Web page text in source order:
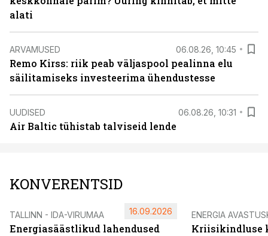
alati
ARVAMUSED 06.08.26, 10:45
Remo Kirss: riik peab väljaspool pealinna elu
säilitamiseks investeerima ühendustesse
UUDISED 06.08.26, 10:31
Air Baltic tühistab talviseid lende
KONVERENTSID
TALLINN - IDA-VIRUMAA
Energiasäästlikud lahendused
16.09.2026 ENERGIA
Kriisikindluse